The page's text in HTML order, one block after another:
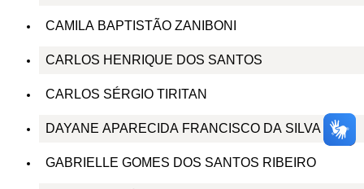
CAMILA BAPTISTÃO ZANIBONI
CARLOS HENRIQUE DOS SANTOS
CARLOS SÉRGIO TIRITAN
DAYANE APARECIDA FRANCISCO DA SILVA
GABRIELLE GOMES DOS SANTOS RIBEIRO